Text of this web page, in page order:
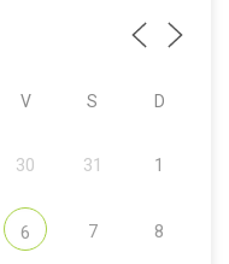
V S D
30 31 1
6 7 8